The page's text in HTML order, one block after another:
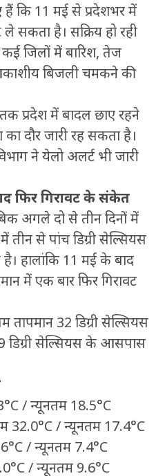
कि 11 मई से प्रदेशभर में
सकता है। सक्रिय हो रही
कई जिलों में बारिश, तेज
बिजली चमकने की
प्रदेश में बादल छाए रहने
दौर जारी रह सकता है।
ने येलो अलर्ट भी जारी
फिर गिरावट के संकेत
अगले दो से तीन दिनों में
तीन से पांच डिग्री सेल्सियस
हालांकि 11 मई के बाद
में एक बार फिर गिरावट
32 डिग्री सेल्सियस
डिग्री सेल्सियस के आसपास
/ न्यूनतम 18.5°C
/ न्यूनतम 17.4°C
/ न्यूनतम 7.4°C
/ न्यूनतम 9.6°C